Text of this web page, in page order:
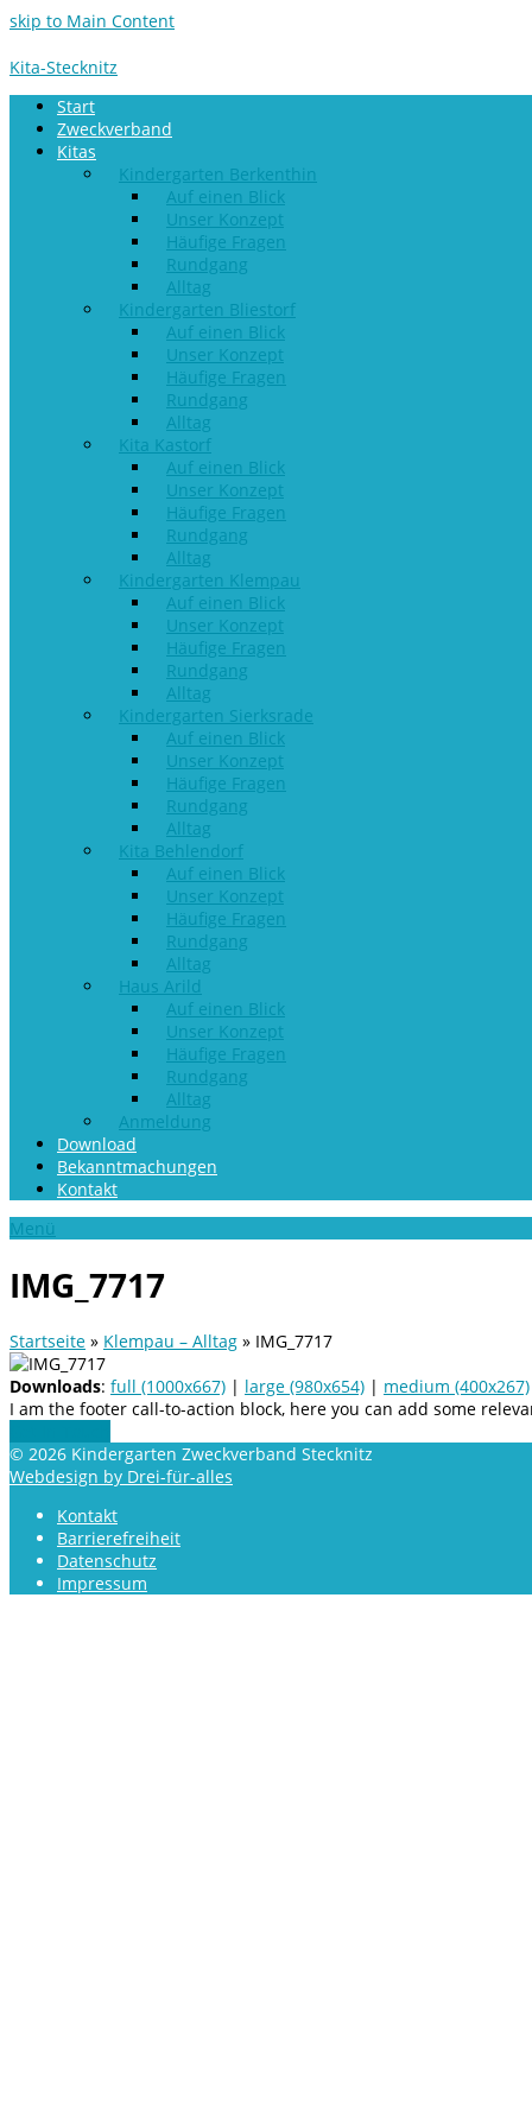
skip to Main Content
Kita-Stecknitz
Start
Zweckverband
Kitas
Kindergarten Berkenthin
Auf einen Blick
Unser Konzept
Häufige Fragen
Rundgang
Alltag
Kindergarten Bliestorf
Auf einen Blick
Unser Konzept
Häufige Fragen
Rundgang
Alltag
Kita Kastorf
Auf einen Blick
Unser Konzept
Häufige Fragen
Rundgang
Alltag
Kindergarten Klempau
Auf einen Blick
Unser Konzept
Häufige Fragen
Rundgang
Alltag
Kindergarten Sierksrade
Auf einen Blick
Unser Konzept
Häufige Fragen
Rundgang
Alltag
Kita Behlendorf
Auf einen Blick
Unser Konzept
Häufige Fragen
Rundgang
Alltag
Haus Arild
Auf einen Blick
Unser Konzept
Häufige Fragen
Rundgang
Alltag
Anmeldung
Download
Bekanntmachungen
Kontakt
Menü
IMG_7717
Startseite » Klempau – Alltag » IMG_7717
Downloads: full (1000x667) | large (980x654) | medium (400x267)
I am the footer call-to-action block, here you can add some
© 2026 Kindergarten Zweckverband Stecknitz
Webdesign by Drei-für-alles
Kontakt
Barrierefreiheit
Datenschutz
Impressum